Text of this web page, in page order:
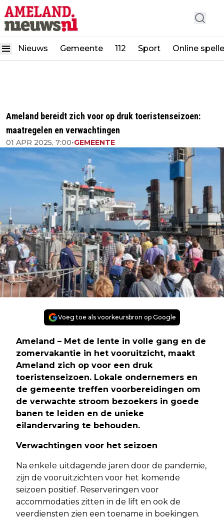
Nieuws Gemeente 112 Sport Online
Ameland bereidt zich voor op druk toeristenseizoen:
maatregelen en verwachtingen
01 APR 2025, 7:00•GEMEENTE
Voeg toe als voorkeursbron op Google
Ameland – Met de lente in volle gang en de
zomervakantie in het vooruitzicht, maakt
Ameland zich op voor een druk
toeristenseizoen. Lokale ondernemers en
de gemeente treffen voorbereidingen om
de verwachte stroom bezoekers in goede
banen te leiden en de unieke
eilandervaring te behouden.​
Verwachtingen voor het seizoen
Na enkele uitdagende jaren door de pandemie,
zijn de vooruitzichten voor het komende
seizoen positief. Reserveringen voor
accommodaties zitten in de lift en ook de
veerdiensten zien een toename in boekingen.